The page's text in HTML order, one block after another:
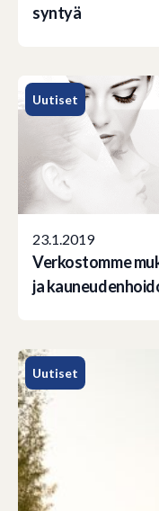
syntyä
Uutiset
23.1.2019
Verkostomme
ja
Uutiset